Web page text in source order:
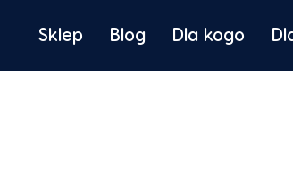
Sklep Blog Dla kogo